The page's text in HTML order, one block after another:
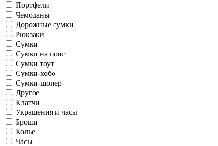
Портфели
Чемоданы
Дорожные сумки
Рюкзаки
Сумки
Сумки на пояс
Сумки тоут
Сумки-хобо
Сумки-шопер
Другое
Клатчи
Украшения и часы
Броши
Колье
Часы